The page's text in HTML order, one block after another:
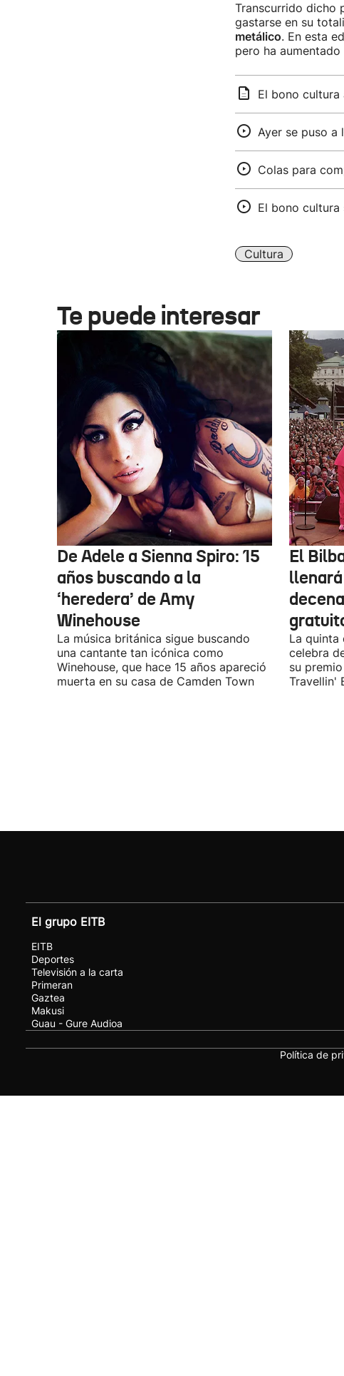
Transcurrido dicho
gastarse en su
metálico. En esta
pero ha
El bono cultura
Ayer se puso a
Colas para
El bono
Cultura
Te puede interesar
De Adele a Sienna Spiro: 15
años buscando a la
‘heredera’ de Amy
Winehouse
La música británica sigue buscando
una cantante tan icónica como
Winehouse, que hace 15 años apareció
muerta en su casa de Camden Town
El
La quinta
celebra
su
Travellin'
El grupo EITB
EITB
Deportes
Televisión a la carta
Primeran
Gaztea
Makusi
Guau - Gure Audioa
Política de